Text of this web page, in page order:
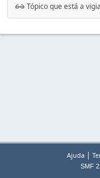
Tópico que está a
Ajuda|
SMF